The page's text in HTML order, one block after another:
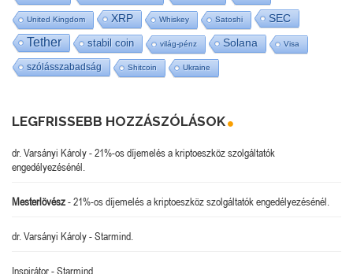
United Kingdom XRP Whiskey Satoshi SEC
Tether stabil coin világ-pénz Solana Visa
szólásszabadság Shitcoin Ukraine
LEGFRISSEBB HOZZÁSZÓLÁSOK
dr. Varsányi Károly-21%-os díjemelés a kriptoeszköz szolgáltatók
engedélyezésénél.
Mesterlövész-21%-os díjemelés a kriptoeszköz szolgáltatók engedélyezésénél.
dr. Varsányi Károly-Starmind.
Inspirátor-Starmind.